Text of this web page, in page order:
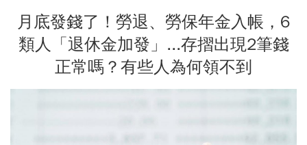
月底發錢了！勞退、勞保年金入帳，6
類人「退休金加發」...存摺出現2筆錢
正常嗎？有些人為何領不到